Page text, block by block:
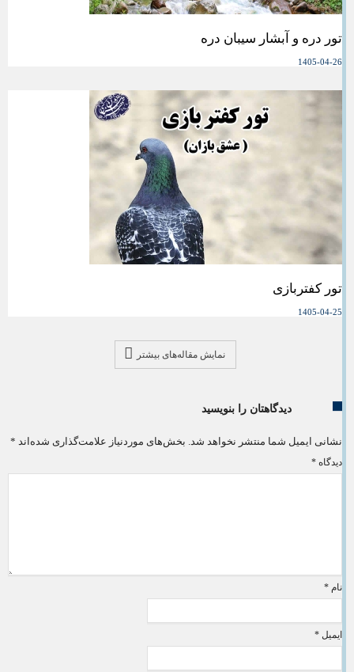
تور دره و آبشار سیبان دره
1405-04-26
تور کفتربازی
1405-04-25
نمایش مقاله‌های بیشتر
دیدگاهتان را بنویسید
نشانی ایمیل شما منتشر نخواهد شد. بخش‌های موردنیاز علامت‌گذاری شده‌اند *
دیدگاه *
نام *
ایمیل *